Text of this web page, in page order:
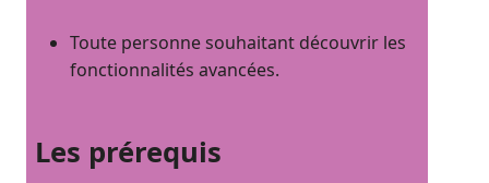
Toute personne souhaitant découvrir les
fonctionnalités avancées.
Les prérequis